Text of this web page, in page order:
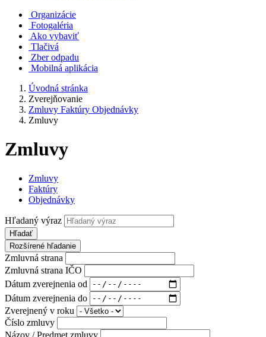
Organizácie
Fotogaléria
Ako vybaviť
Tlačivá
Zber odpadu
Mobilná aplikácia
Úvodná stránka
Zverejňovanie
Zmluvy Faktúry Objednávky
Zmluvy
Zmluvy
Zmluvy
Faktúry
Objednávky
Hľadaný výraz
Hľadať
Rozšírené hľadanie
Zmluvná strana
Zmluvná strana IČO
Dátum zverejnenia od
Dátum zverejnenia do
Zverejnený v roku
Číslo zmluvy
Názov / Predmet zmluvy